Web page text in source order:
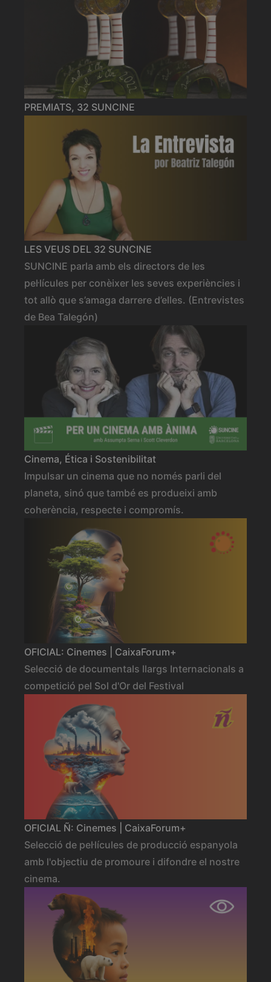
PREMIATS, 32 SUNCINE
LES VEUS DEL 32 SUNCINE
SUNCINE parla amb els directors de les
pel·lícules per conèixer les seves experiències i
tot allò que s’amaga darrere d’elles. (Entrevistes
de Bea Talegón)
Cinema, Ética i Sostenibilitat
Impulsar un cinema que no només parli del
planeta, sinó que també es produeixi amb
coherència, respecte i compromís.
OFICIAL: Cinemes | CaixaForum+
Selecció de documentals llargs Internacionals a
competició pel Sol d'Or del Festival
OFICIAL Ñ: Cinemes | CaixaForum+
Selecció de pel·lícules de producció espanyola
amb l'objectiu de promoure i difondre el nostre
cinema.